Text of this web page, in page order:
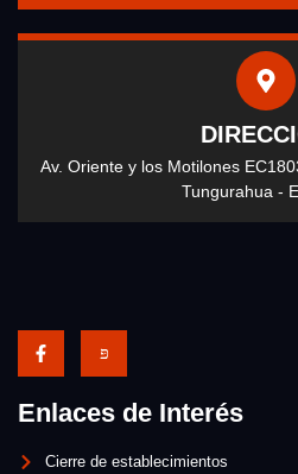
Av. Oriente y los Motilones
Tungurahua -
Enlaces de Interés
Cierre de establecimientos